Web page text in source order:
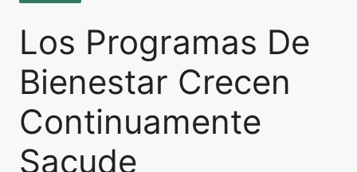
Los Programas De
Bienestar Crecen
Continuamente
Sacude